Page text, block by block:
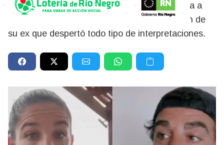
La actriz compartió un video mostrando su día a
día y, poco después, apareció una publicación de
su ex que despertó todo tipo de interpretaciones.